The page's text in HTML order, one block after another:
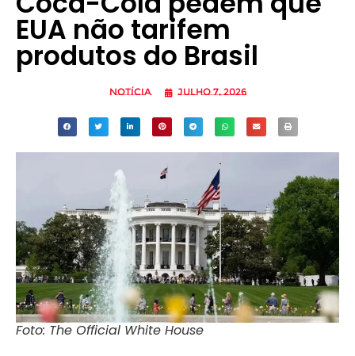
EUA não tarifem
produtos do Brasil
Notícia julho 7, 2026
Foto: The Official White House